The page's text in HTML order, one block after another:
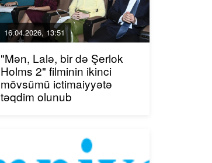
16.04.2026, 13:51
"Mən, Lalə, bir də Şerlok
Holms 2" filminin ikinci
mövsümü ictimaiyyətə
təqdim olunub